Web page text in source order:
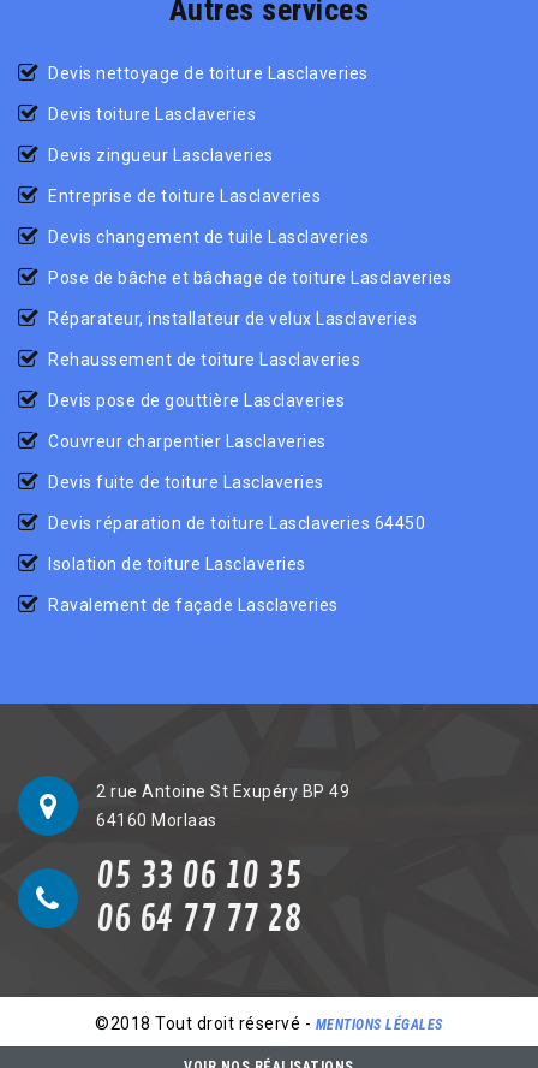
Autres services
Devis nettoyage de toiture Lasclaveries
Devis toiture Lasclaveries
Devis zingueur Lasclaveries
Entreprise de toiture Lasclaveries
Devis changement de tuile Lasclaveries
Pose de bâche et bâchage de toiture Lasclaveries
Réparateur, installateur de velux Lasclaveries
Rehaussement de toiture Lasclaveries
Devis pose de gouttière Lasclaveries
Couvreur charpentier Lasclaveries
Devis fuite de toiture Lasclaveries
Devis réparation de toiture Lasclaveries 64450
Isolation de toiture Lasclaveries
Ravalement de façade Lasclaveries
2 rue Antoine St Exupéry BP 49
64160 Morlaas
05 33 06 10 35
06 64 77 77 28
©2018 Tout droit réservé - MENTIONS LÉGALES